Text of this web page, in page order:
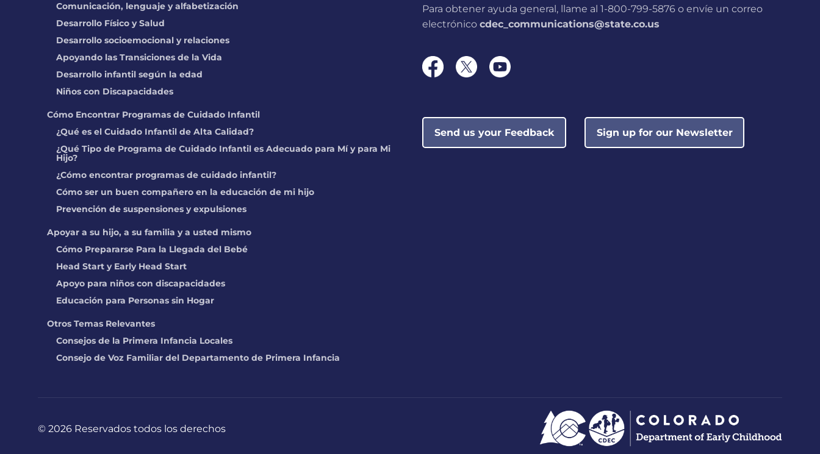
Comunicación, lenguaje y alfabetización
Desarrollo Físico y Salud
Desarrollo socioemocional y relaciones
Apoyando las Transiciones de la Vida
Desarrollo infantil según la edad
Niños con Discapacidades
Cómo Encontrar Programas de Cuidado Infantil
¿Qué es el Cuidado Infantil de Alta Calidad?
¿Qué Tipo de Programa de Cuidado Infantil es Adecuado para Mí y para Mi
Hijo?
¿Cómo encontrar programas de cuidado infantil?
Cómo ser un buen compañero en la educación de mi hijo
Prevención de suspensiones y expulsiones
Apoyar a su hijo, a su familia y a usted mismo
Cómo Prepararse Para la Llegada del Bebé
Head Start y Early Head Start
Apoyo para niños con discapacidades
Educación para Personas sin Hogar
Otros Temas Relevantes
Consejos de la Primera Infancia Locales
Consejo de Voz Familiar del Departamento de Primera Infancia
Para obtener ayuda general, llame al 1-800-799-5876 o envíe un correo
electrónico cdec_communications@state.co.us
Send us your Feedback Sign up for our Newsletter
© 2026 Reservados todos los derechos